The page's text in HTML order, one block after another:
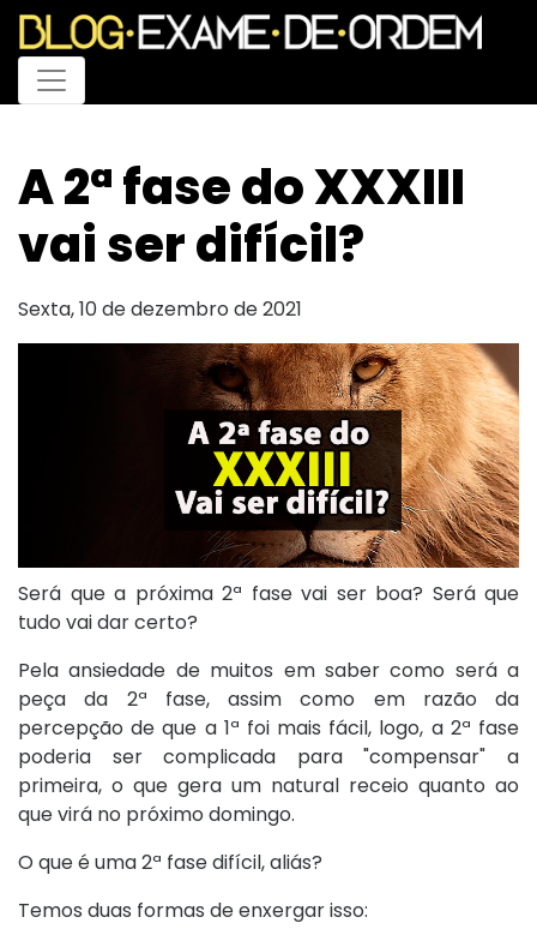
Menu
A 2ª fase do XXXIII
vai ser difícil?
Sexta, 10 de dezembro de 2021
Será que a próxima 2ª fase vai ser boa? Será que
tudo vai dar certo?
Pela ansiedade de muitos em saber como será a
peça da 2ª fase, assim como em razão da
percepção de que a 1ª foi mais fácil, logo, a 2ª fase
poderia ser complicada para "compensar" a
primeira, o que gera um natural receio quanto ao
que virá no próximo domingo.
O que é uma 2ª fase difícil, aliás?
Temos duas formas de enxergar isso: